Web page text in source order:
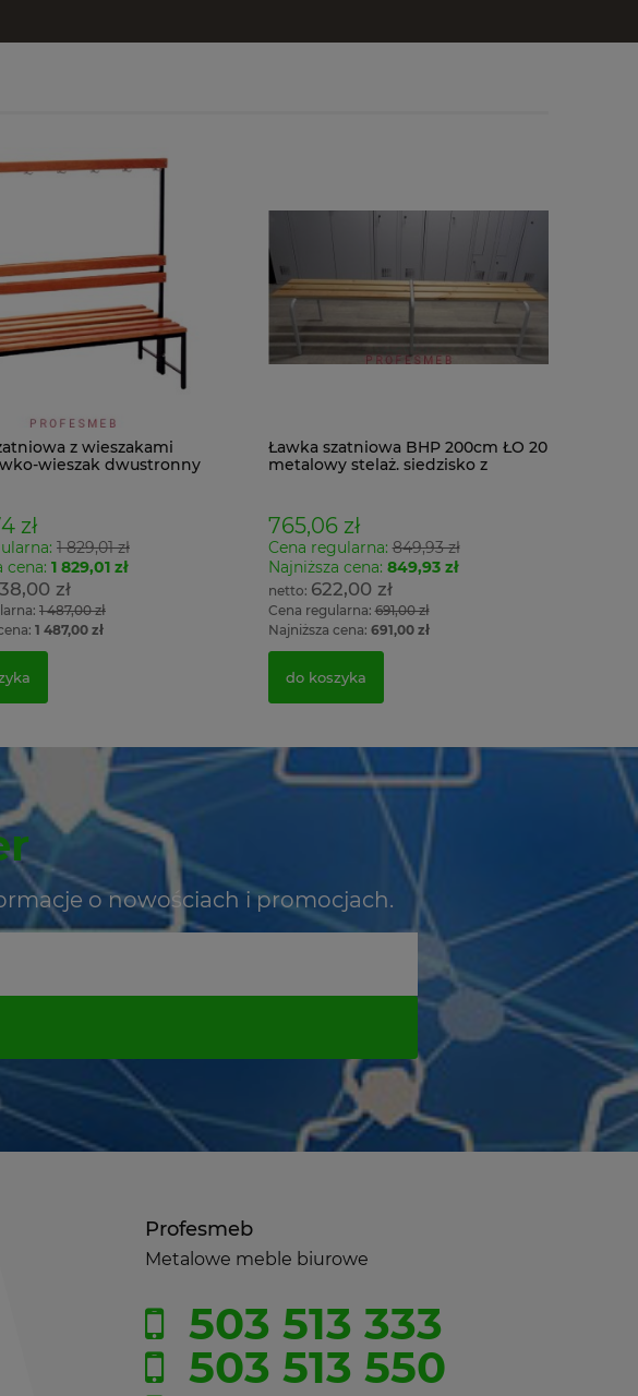
z wieszakami
wieszak dwustronny
zł
1 829,01 zł
cena: 1 829,01 zł
zł
1 487,00 zł
1 487,00 zł
Ławka szatniowa BHP 200cm ŁO 20
metalowy stelaż. siedzisko z
765,06 zł
Cena regularna:849,93 zł
Najniższa cena: 849,93 zł
622,00 zł
Cena regularna:691,00 zł
Najniższa cena: 691,00 zł
do koszyka
o nowościach i promocjach.
Profesmeb
Metalowe meble biurowe
503 513 333
503 513 550